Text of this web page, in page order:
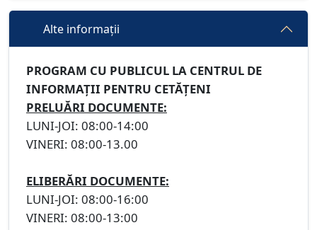
Alte informații
PROGRAM CU PUBLICUL LA CENTRUL DE
INFORMAȚII PENTRU CETĂȚENI
PRELUĂRI DOCUMENTE:
LUNI-JOI: 08:00-14:00
VINERI: 08:00-13.00
ELIBERĂRI DOCUMENTE:
LUNI-JOI: 08:00-16:00
VINERI: 08:00-13:00